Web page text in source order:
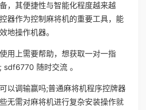
，其便捷性与智能化程度越来越
器作为控制麻将机的重要工具，能
地操作机器。
用上需要帮助，想获取一对一指
sdf6770 随时交流 。
以调输赢吗;普通麻将机程序控牌器
无需对麻将机进行复杂安装操作就